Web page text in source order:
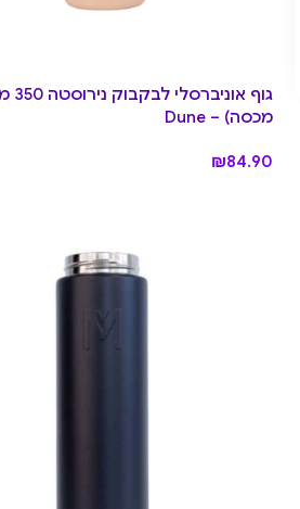
גוף
מכסה) – Dune
₪84.90